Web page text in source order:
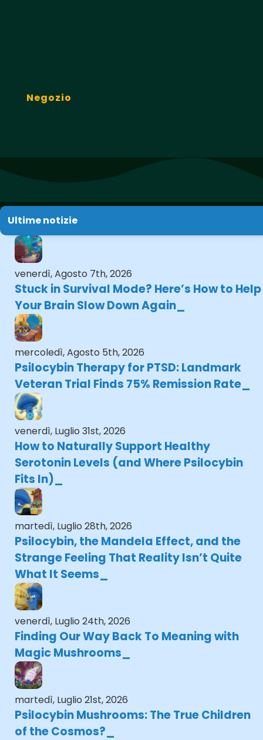
Negozio
Ultime notizie
venerdì, Agosto 7th, 2026
Stuck in Survival Mode? Here’s How to Help
Your Brain Slow Down Again
mercoledì, Agosto 5th, 2026
Psilocybin Therapy for PTSD: Landmark
Veteran Trial Finds 75% Remission Rate
venerdì, Luglio 31st, 2026
How to Naturally Support Healthy
Serotonin Levels (and Where Psilocybin
Fits In)
martedì, Luglio 28th, 2026
Psilocybin, the Mandela Effect, and the
Strange Feeling That Reality Isn’t Quite
What It Seems
venerdì, Luglio 24th, 2026
Finding Our Way Back To Meaning with
Magic Mushrooms
martedì, Luglio 21st, 2026
Psilocybin Mushrooms: The True Children
of the Cosmos?